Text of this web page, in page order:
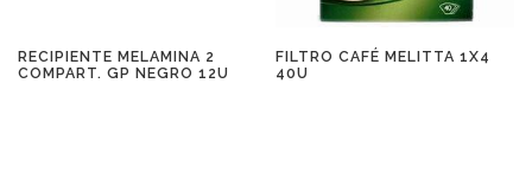
RECIPIENTE MELAMINA 2
COMPART. GP NEGRO 12U
FILTRO CAFÉ MELITTA 1X4
40U